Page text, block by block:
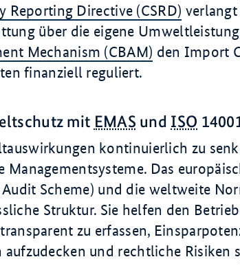
Reporting Directive (CSRD)
über die eigene
Mechanism (CBAM) den Import
finanziell reguliert.
mit EMAS und ISO
kontinuierlich zu
Das
Scheme) und die weltweite
Struktur. Sie helfen den
zu erfassen,
und rechtliche Risiken